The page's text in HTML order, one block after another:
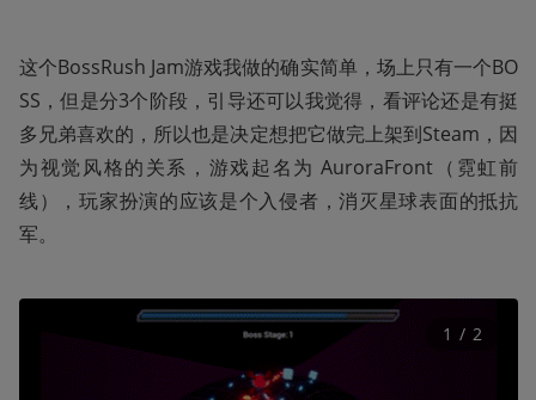
这个BossRush Jam游戏我做的确实简单，场上只有一个BO
SS，但是分3个阶段，引导还可以我觉得，看评论还是有挺
多兄弟喜欢的，所以也是决定想把它做完上架到Steam，因
为视觉风格的关系，游戏起名为 AuroraFront（霓虹前
线），玩家扮演的应该是个入侵者，消灭星球表面的抵抗
军。
1 / 2